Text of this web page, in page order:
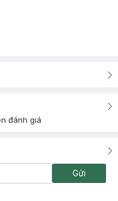
đánh giá
Gửi